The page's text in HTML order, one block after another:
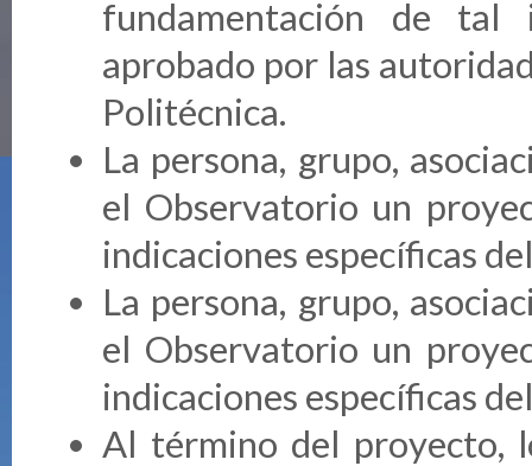
fundamentación de tal
aprobado por las
Politécnica.
La persona, grupo,
el Observatorio un
indicaciones específicas
La persona, grupo,
el Observatorio un
indicaciones específicas
Al término del proyecto,